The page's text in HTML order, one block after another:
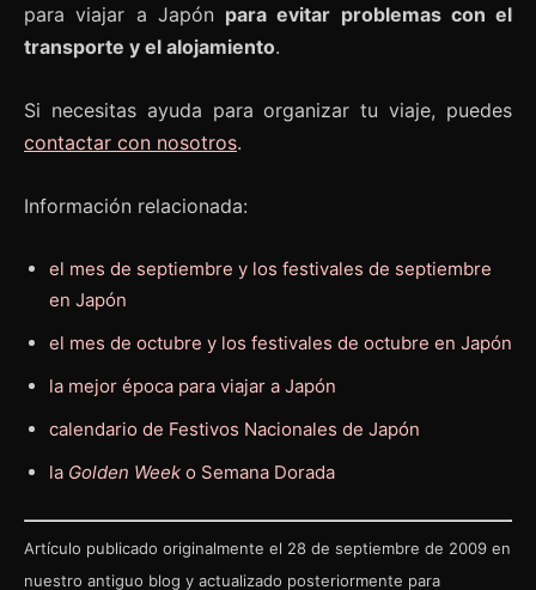
para viajar a Japón para evitar problemas con el
transporte y el alojamiento.
Si necesitas ayuda para organizar tu viaje, puedes
contactar con nosotros.
Información relacionada:
el mes de septiembre y los festivales de septiembre
en Japón
el mes de octubre y los festivales de octubre en Japón
la mejor época para viajar a Japón
calendario de Festivos Nacionales de Japón
la Golden Week o Semana Dorada
Artículo publicado originalmente el 28 de septiembre de 2009 en
nuestro antiguo blog y actualizado posteriormente para